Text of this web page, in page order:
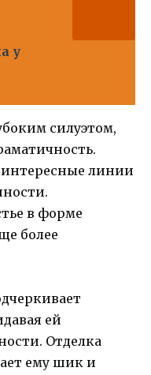
у
силуэтом,
интересные линии
в форме
более
ей
Отделка
ему шик и